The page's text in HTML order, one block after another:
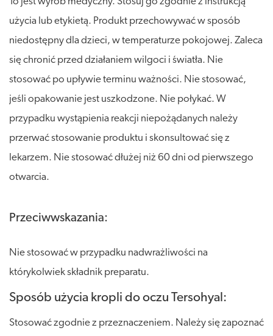
użycia lub etykietą. Produkt przechowywać w sposób
niedostępny dla dzieci, w temperaturze pokojowej. Zaleca
się chronić przed działaniem wilgoci i światła. Nie
stosować po upływie terminu ważności. Nie stosować,
jeśli opakowanie jest uszkodzone. Nie połykać. W
przypadku wystąpienia reakcji niepożądanych należy
przerwać stosowanie produktu i skonsultować się z
lekarzem. Nie stosować dłużej niż 60 dni od pierwszego
otwarcia.
Przeciwwskazania:
Nie stosować w przypadku nadwrażliwości na
którykolwiek składnik preparatu.
Sposób użycia kropli do oczu Tersohyal:
Stosować zgodnie z przeznaczeniem. Należy się zapoznać